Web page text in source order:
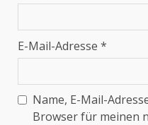
E-Mail-Adresse *
Name, E-Mail-
Browser für meinen